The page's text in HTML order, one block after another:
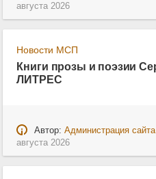
августа 2026
Новости МСП
Книги прозы и поэзии
ЛИТРЕС
Автор: Администрация сайта
августа 2026